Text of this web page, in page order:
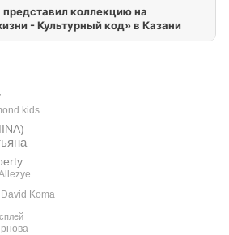
коллекцию на
- Культурный код» в Казани
David Koma
kids